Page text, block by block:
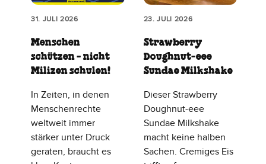
31. JULI 2026
Menschen
schützen - nicht
Milizen schulen!
In Zeiten, in denen
Menschenrechte
weltweit immer
stärker unter Druck
geraten, braucht es
23. JULI 2026
Strawberry
Doughnut‑eee
Sundae Milkshake
Dieser Strawberry
Doughnut‑eee
Sundae Milkshake
macht keine halben
Sachen. Cremiges Eis